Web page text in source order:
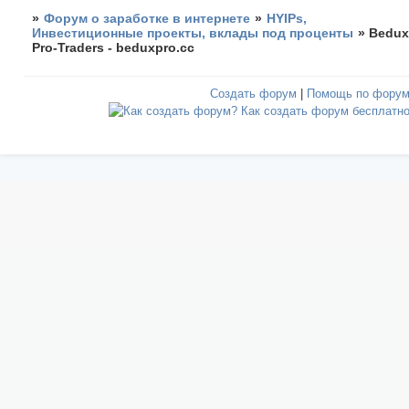
» Форум о заработке в интернете » HYIPs,
Инвестиционные проекты, вклады под проценты » Bedux
Pro-Traders - beduxpro.cc
Создать форум Помощь по